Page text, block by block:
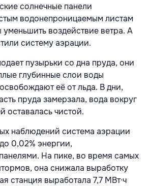
солнечные панели
водонепроницаемым листам
уменьшить воздействие ветра. А
систему аэрации.
пузырьки со дна пруда, они
глубинные слои воды
её от льда. В дни,
пруда замерзала, вода вокруг
оставалась чистой.
наблюдений система аэрации
0,02% энергии,
На пике, во время самых
она снижала выработку
станция выработала 7,7 МВт·ч